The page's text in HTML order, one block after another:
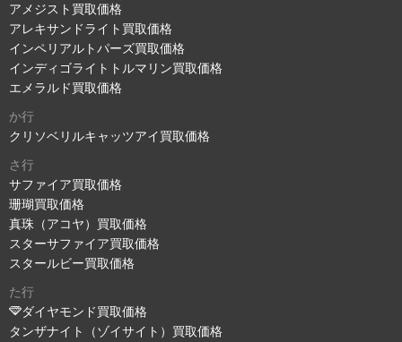
アメジスト買取価格
アレキサンドライト買取価格
インペリアルトパーズ買取価格
インディゴライトトルマリン買取価格
エメラルド買取価格
か行
クリソベリルキャッツアイ買取価格
さ行
サファイア買取価格
珊瑚買取価格
真珠（アコヤ）買取価格
スターサファイア買取価格
スタールビー買取価格
た行
ダイヤモンド買取価格
タンザナイト（ゾイサイト）買取価格